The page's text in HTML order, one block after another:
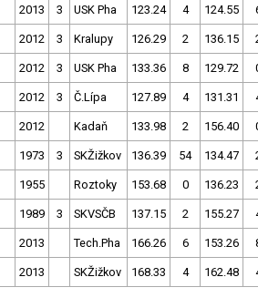
2013 3 USK Pha 123.24 4 124.55
2012 3 Kralupy 126.29 2 136.15
2012 3 USK Pha 133.36 8 129.72
2012 3 Č.Lípa 127.89 4 131.31
2012 Kadaň 133.98 2 156.40
1973 3 SKŽižkov 136.39 54 134.47
1955 Roztoky 153.68 0 136.23
1989 3 SKVSČB 137.15 2 155.27
2013 Tech.Pha 166.26 6 153.26
2013 SKŽižkov 168.33 4 162.48